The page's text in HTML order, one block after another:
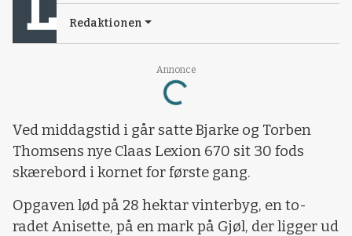
Annonce
Loading...
Redaktionen
Ved middagstid i går satte Bjarke og Torben
Thomsens nye Claas Lexion 670 sit 30 fods
skærebord i kornet for første gang.
Opgaven lød på 28 hektar vinterbyg, en to-
radet Anisette, på en mark på Gjøl, der ligger ud